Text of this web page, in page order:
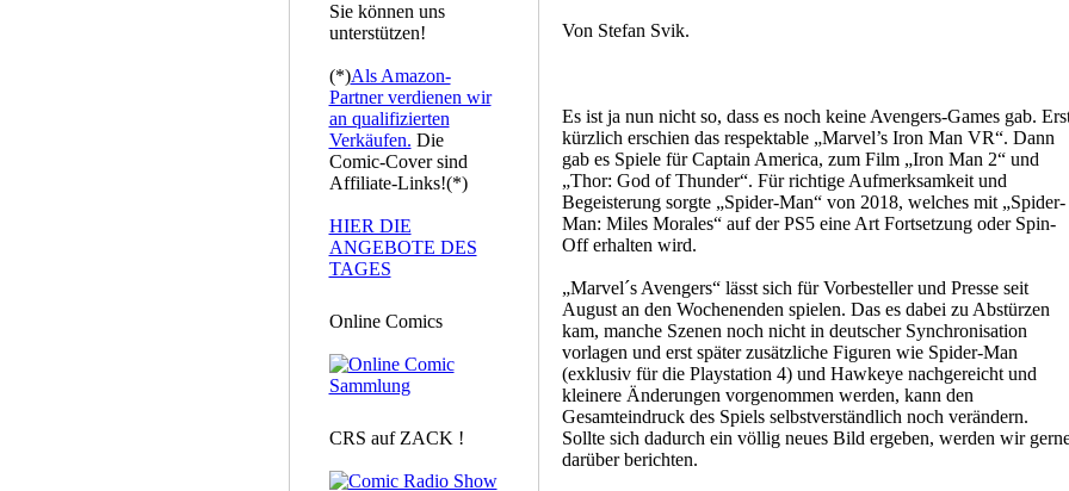
Sie können uns
unterstützen!
(*)Als Amazon-
Partner verdienen wir
an qualifizierten
Verkäufen. Die
Comic-Cover sind
Affiliate-Links!(*)
HIER DIE
ANGEBOTE DES
TAGES
Online Comics
CRS auf ZACK !
Von Stefan Svik.
Es ist ja nun nicht so, dass es noch keine Avengers-Games gab.
kürzlich erschien das respektable „Marvel’s Iron Man VR“. Dann
gab es Spiele für Captain America, zum Film „Iron Man 2“ und
„Thor: God of Thunder“. Für richtige Aufmerksamkeit und
Begeisterung sorgte „Spider-Man“ von 2018, welches mit „Spider-
Man: Miles Morales“ auf der PS5 eine Art Fortsetzung oder Spin-
Off erhalten wird.
„Marvel´s Avengers“ lässt sich für Vorbesteller und Presse seit
August an den Wochenenden spielen. Das es dabei zu Abstürzen
kam, manche Szenen noch nicht in deutscher Synchronisation
vorlagen und erst später zusätzliche Figuren wie Spider-Man
(exklusiv für die Playstation 4) und Hawkeye nachgereicht und
kleinere Änderungen vorgenommen werden, kann den
Gesamteindruck des Spiels selbstverständlich noch verändern.
Sollte sich dadurch ein völlig neues Bild ergeben, werden wir
darüber berichten.